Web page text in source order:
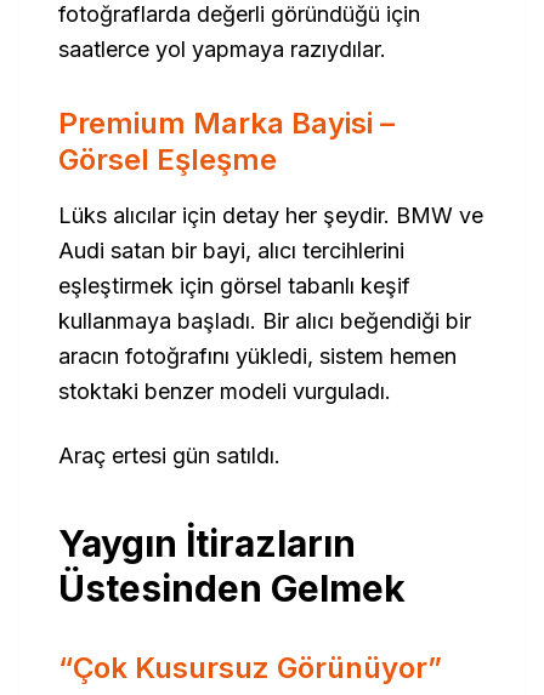
fotoğraflarda değerli göründüğü için
saatlerce yol yapmaya razıydılar.
Premium Marka Bayisi –
Görsel Eşleşme
Lüks alıcılar için detay her şeydir. BMW ve
Audi satan bir bayi, alıcı tercihlerini
eşleştirmek için görsel tabanlı keşif
kullanmaya başladı. Bir alıcı beğendiği bir
aracın fotoğrafını yükledi, sistem hemen
stoktaki benzer modeli vurguladı.
Araç ertesi gün satıldı.
Yaygın İtirazların
Üstesinden Gelmek
“Çok Kusursuz Görünüyor”